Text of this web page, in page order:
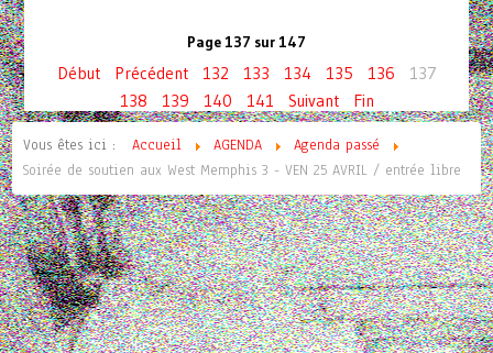
Page 137 sur 147
Début Précédent 132 133 134 135 136
137
138
139 140 141 Suivant Fin
Vous êtes ici : Accueil AGENDA
Agenda passé
Soirée de soutien aux West Memphis 3 - VEN 25 AVRIL / entrée libre